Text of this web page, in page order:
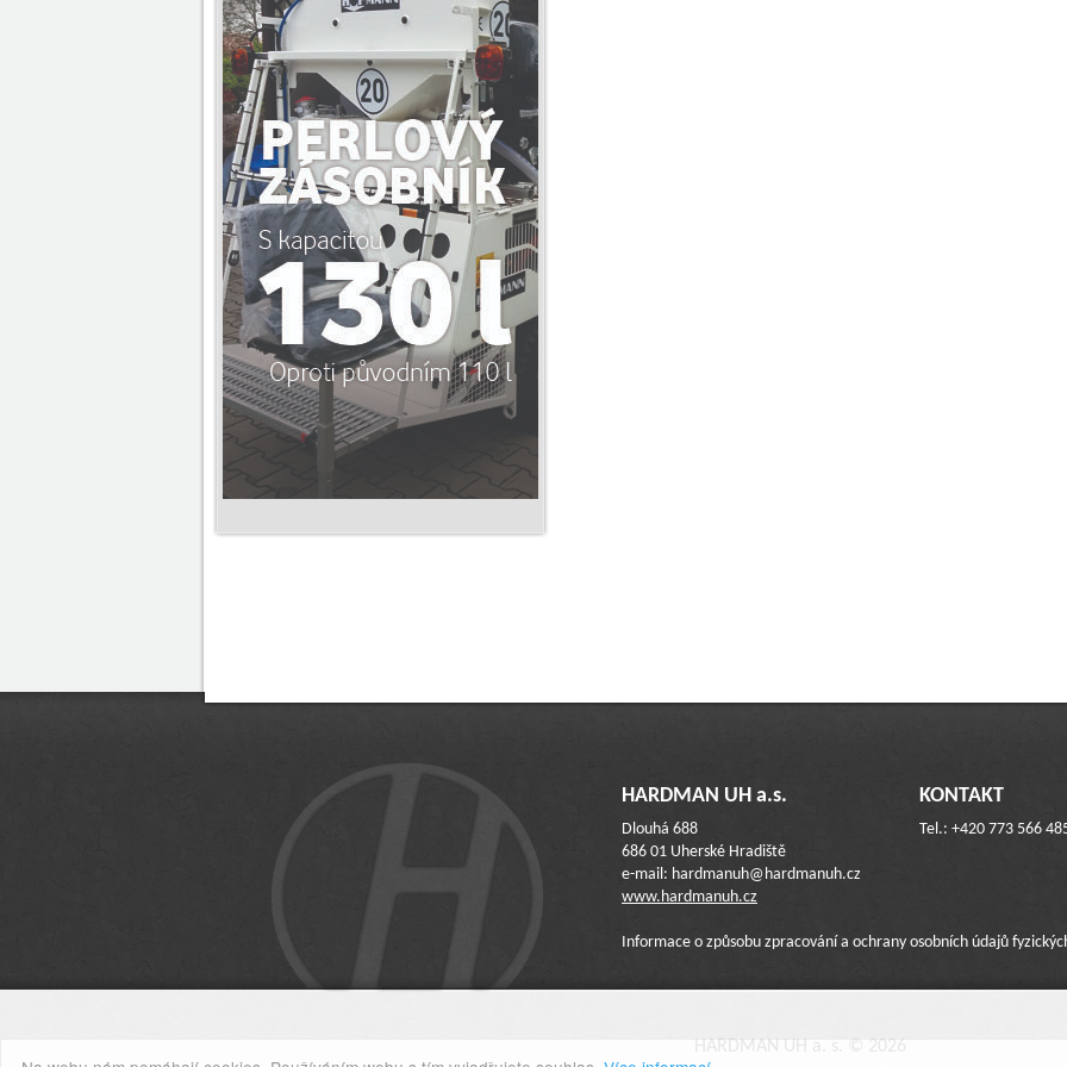
HARDMAN UH a.s.
Dlouhá 688
686 01 Uherské Hradiště
e-mail: hardmanuh@hardmanuh.cz
www.hardmanuh.cz
Informace o způsobu zpracování a ochrany osobních údajů
KONTAKT
Tel.: +420 773 566